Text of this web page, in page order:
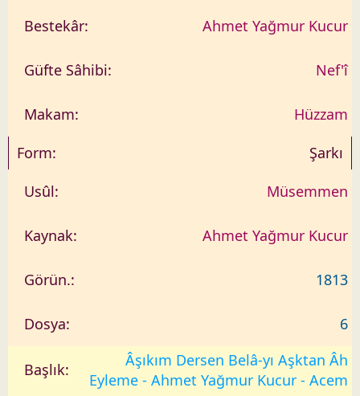
Ahmet Yağmur Kucur
Nef'î
Hüzzam
Şarkı
Müsemmen
Ahmet Yağmur Kucur
1813
6
Âşıkım Dersen Belâ-yı Aşktan Âh
Eyleme - Ahmet Yağmur Kucur - Acem